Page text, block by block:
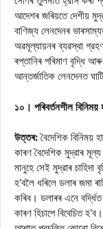
আদেশৰ জৰিয়তে দেশীয়
বাণিজ্য লেনদেনৰ
অৱমূল্যায়নৰ ব্যৱস্থা
ৰপ্তানিৰ পৰিমাণ বৃদ্ধি
আন্তর্জাতিক লেনদেনত
১০। পৰিবৰ্তনশীল বিনিময়
উত্তৰ:বৈদেশিক বিনিময়
কাৰণ বৈদেশিক মুদ্রাৰ
মানুহে সেই মুদ্রাৰ
হ’বলৈ ধৰিলে ডলাৰ জমা
কৰিব। ডলাৰৰ এনে
কাৰণ হিচাপে বিবেচিত